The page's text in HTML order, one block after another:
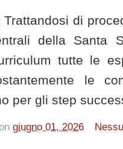
Trattandosi di
della Santa
tutte le
le
per gli step
giugno 01, 2026